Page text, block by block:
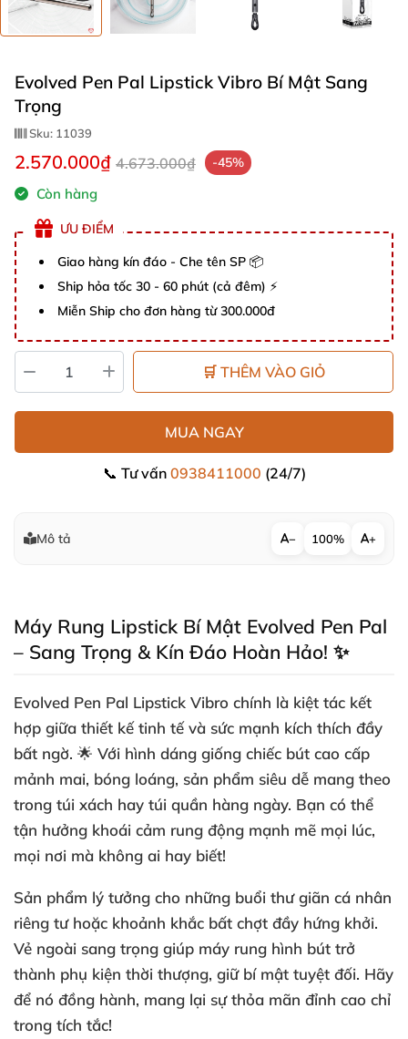
Evolved Pen Pal Lipstick Vibro Bí Mật Sang
Trọng
Sku: 11039
2.570.000₫ 4.673.000₫ -45%
Còn hàng
ƯU ĐIỂM
Giao hàng kín đáo - Che tên SP 📦
Ship hỏa tốc 30 - 60 phút (cả đêm) ⚡
Miễn Ship cho đơn hàng từ 300.000đ
🛒 THÊM VÀO GIỎ
MUA NGAY
📞 Tư vấn 0938411000 (24/7)
Mô tả − 100% +
Máy Rung Lipstick Bí Mật Evolved Pen Pal
– Sang Trọng & Kín Đáo Hoàn Hảo! ✨
Evolved Pen Pal Lipstick Vibro chính là kiệt tác kết
hợp giữa thiết kế tinh tế và sức mạnh kích thích đầy
bất ngờ. 🌟 Với hình dáng giống chiếc bút cao cấp
mảnh mai, bóng loáng, sản phẩm siêu dễ mang theo
trong túi xách hay túi quần hàng ngày. Bạn có thể
tận hưởng khoái cảm rung động mạnh mẽ mọi lúc,
mọi nơi mà không ai hay biết!
Sản phẩm lý tưởng cho những buổi thư giãn cá nhân
riêng tư hoặc khoảnh khắc bất chợt đầy hứng khởi.
Vẻ ngoài sang trọng giúp máy rung hình bút trở
thành phụ kiện thời thượng, giữ bí mật tuyệt đối. Hãy
để nó đồng hành, mang lại sự thỏa mãn đỉnh cao chỉ
trong tích tắc!